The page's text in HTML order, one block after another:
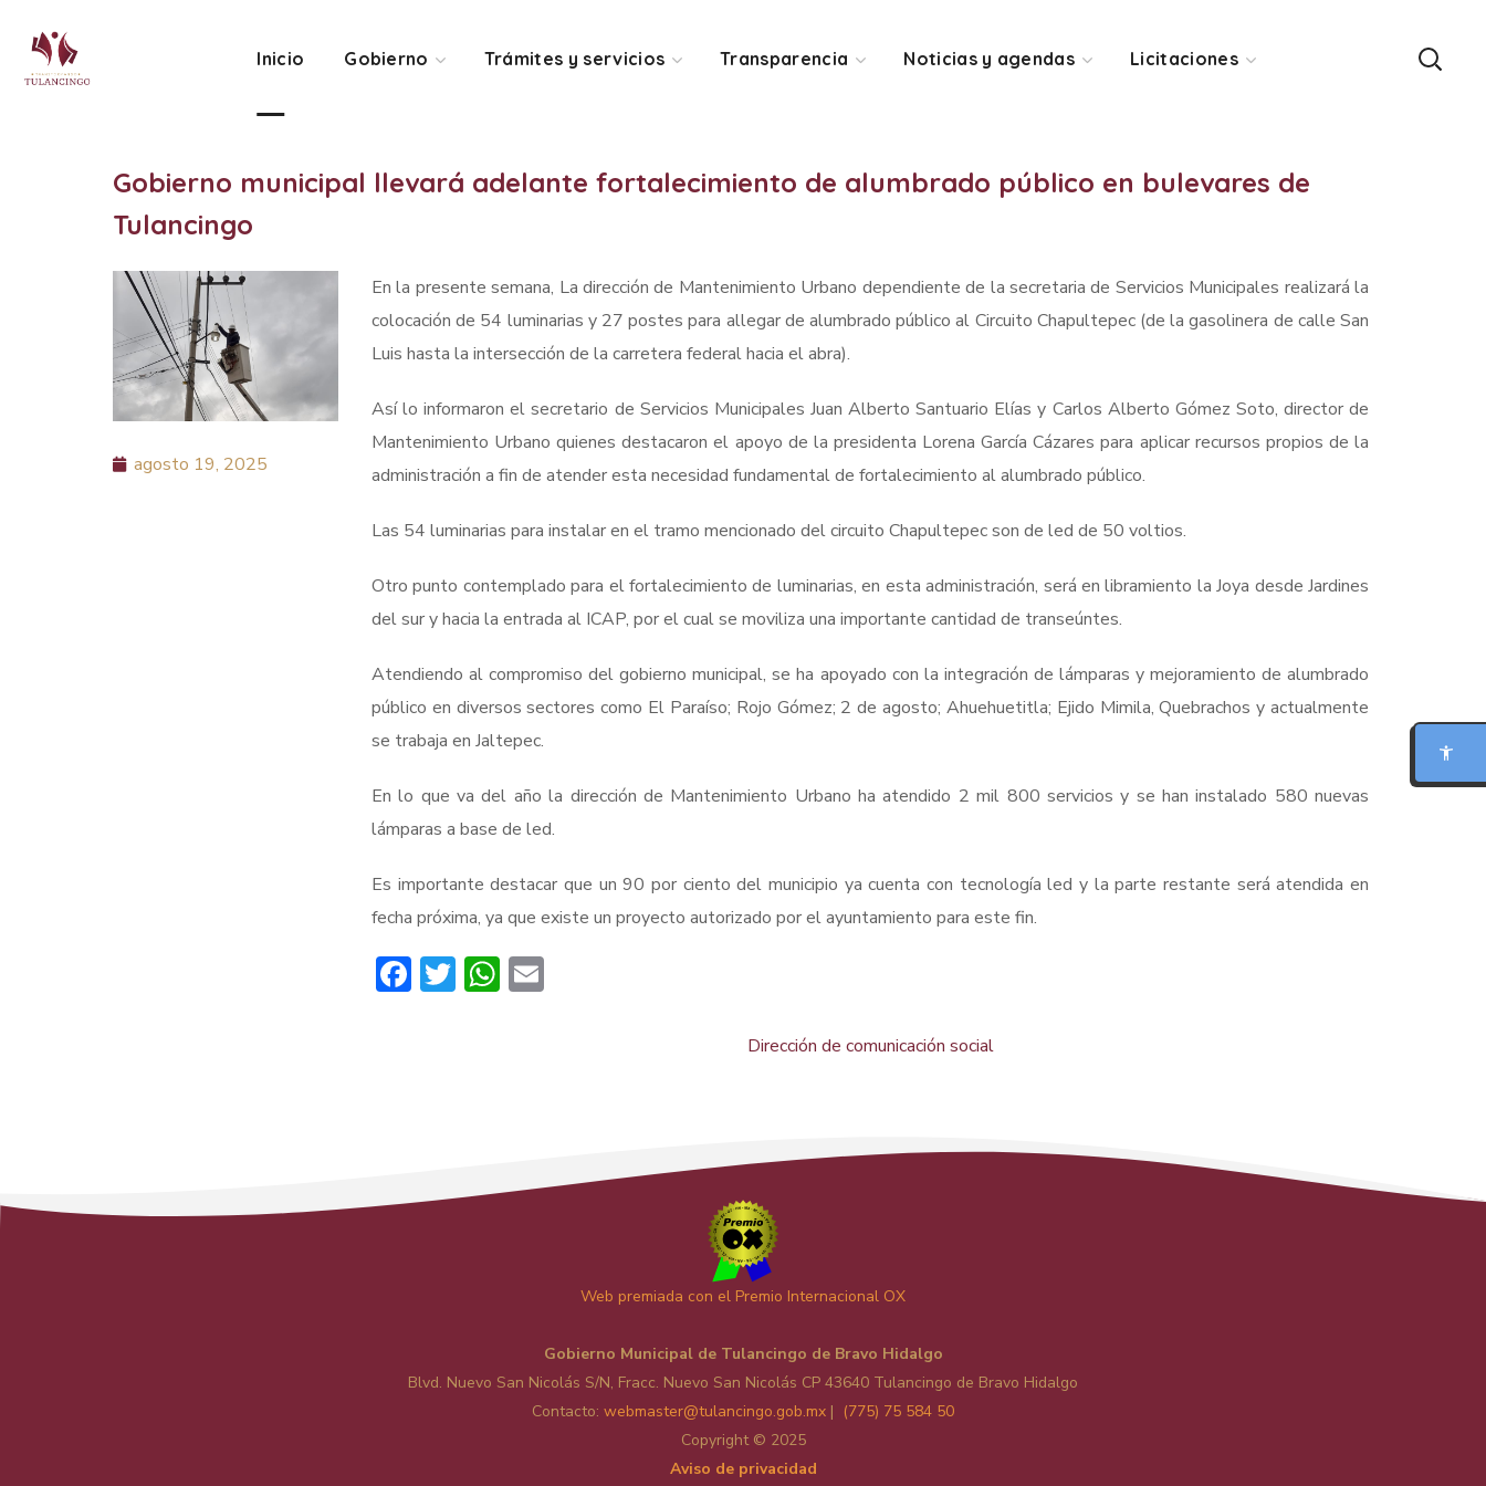
Inicio Gobierno Trámites y servicios Transparencia Noticias y agendas Licitaciones
Gobierno municipal llevará adelante fortalecimiento de alumbrado público en bulevares de
Tulancingo
agosto 19, 2025
En la presente semana, La dirección de Mantenimiento Urbano dependiente de la secretaria de Servicios Municipales realizará la
colocación de 54 luminarias y 27 postes para allegar de alumbrado público al Circuito Chapultepec (de la gasolinera de calle San
Luis hasta la intersección de la carretera federal hacia el abra).
Así lo informaron el secretario de Servicios Municipales Juan Alberto Santuario Elías y Carlos Alberto Gómez Soto, director de
Mantenimiento Urbano quienes destacaron el apoyo de la presidenta Lorena García Cázares para aplicar recursos propios de la
administración a fin de atender esta necesidad fundamental de fortalecimiento al alumbrado público.
Las 54 luminarias para instalar en el tramo mencionado del circuito Chapultepec son de led de 50 voltios.
Otro punto contemplado para el fortalecimiento de luminarias, en esta administración, será en libramiento la Joya desde Jardines
del sur y hacia la entrada al ICAP, por el cual se moviliza una importante cantidad de transeúntes.
Atendiendo al compromiso del gobierno municipal, se ha apoyado con la integración de lámparas y mejoramiento de alumbrado
público en diversos sectores como El Paraíso; Rojo Gómez; 2 de agosto; Ahuehuetitla; Ejido Mimila, Quebrachos y actualmente
se trabaja en Jaltepec.
En lo que va del año la dirección de Mantenimiento Urbano ha atendido 2 mil 800 servicios y se han instalado 580 nuevas
lámparas a base de led.
Es importante destacar que un 90 por ciento del municipio ya cuenta con tecnología led y la parte restante será atendida en
fecha próxima, ya que existe un proyecto autorizado por el ayuntamiento para este fin.
Facebook
TwitterWhatsApp
Dirección de comunicación social
Web premiada con el Premio Internacional OX
Gobierno Municipal de Tulancingo de Bravo Hidalgo
Blvd. Nuevo San Nicolás S/N, Fracc. Nuevo San Nicolás CP 43640 Tulancingo de Bravo Hidalgo
Contacto: webmaster@tulancingo.gob.mx | (775) 75 584 50
Copyright © 2025
Aviso de privacidad
MODO FOCO
BIONIC READING